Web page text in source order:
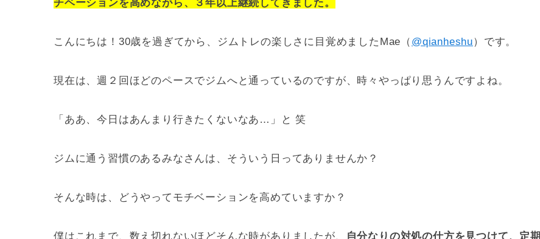
チベーションを高めながら、３年以上継続してきました。
こんにちは！30歳を過ぎてから、ジムトレの楽しさに目覚めましたMae（ @qianheshu）です。
現在は、週２回ほどのペースでジムへと通っているのですが、時々やっぱり思うんですよね。
「ああ、今日はあんまり行きたくないなあ…」と 笑
ジムに通う習慣のあるみなさんは、そういう日ってありませんか？
そんな時は、どうやってモチベーションを高めていますか？
僕はこれまで、数え切れないほどそんな時がありましたが、
自分なりの対処の仕方を見つけて、定期